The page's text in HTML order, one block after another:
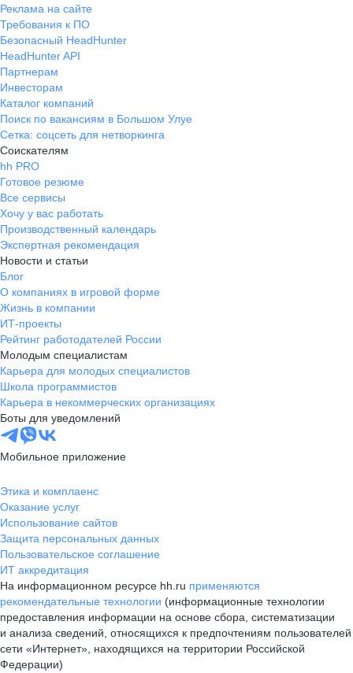
Реклама на сайте
Требования к ПО
Безопасный HeadHunter
HeadHunter API
Партнерам
Инвесторам
Каталог компаний
Поиск по вакансиям в Большом Улуе
Сетка: соцсеть для нетворкинга
Соискателям
hh PRO
Готовое резюме
Все сервисы
Хочу у вас работать
Производственный календарь
Экспертная рекомендация
Новости и статьи
Блог
О компаниях в игровой форме
Жизнь в компании
ИТ-проекты
Рейтинг работодателей России
Молодым специалистам
Карьера для молодых специалистов
Школа программистов
Карьера в некоммерческих организациях
Боты для уведомлений
Мобильное приложение
Этика и комплаенс
Оказание услуг
Использование сайтов
Защита персональных данных
Пользовательское соглашение
ИТ аккредитация
На информационном ресурсе hh.ru применяются
рекомендательные технологии (информационные технологии
предоставления информации на основе сбора, систематизации
и анализа сведений, относящихся к предпочтениям пользователей
сети «Интернет», находящихся на территории Российской
Федерации)